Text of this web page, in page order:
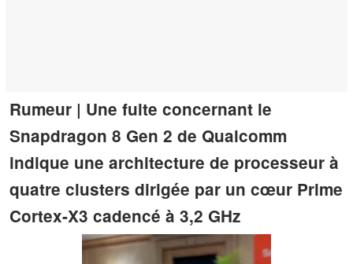
Rumeur | Une fuite concernant le
Snapdragon 8 Gen 2 de Qualcomm
indique une architecture de processeur à
quatre clusters dirigée par un cœur Prime
Cortex-X3 cadencé à 3,2 GHz